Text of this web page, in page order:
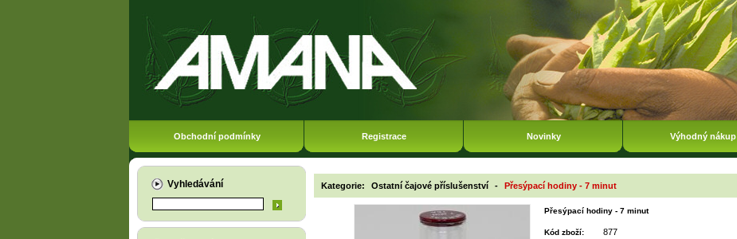
Obchodní podmínky Registrace Novinky Výhodný nákup
Vyhledávání Kategorie: Ostatní čajové příslušenství - Přesýpací hodiny - 7 minut
Přesýpací hodiny - 7 minut
Kód zboží:
877